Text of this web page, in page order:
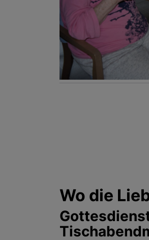
Wo die